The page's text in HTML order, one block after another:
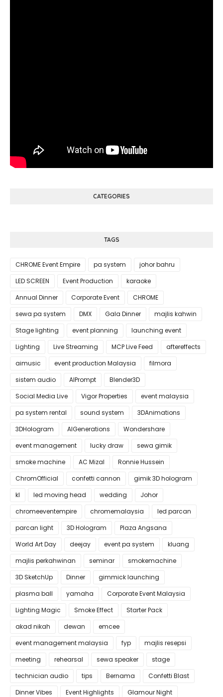
CATEGORIES
TAGS
CHROME Event Empire pa system
johor bahru
LED SCREEN
Event Production
karaoke
Annual Dinner
Corporate Event
CHROME
sewa pa system
DMX Gala Dinner
majlis kahwin
Stage lighting
event planning
launching event
Lighting
Live Streaming MCP Live Feed
aftereffects
aimusic
event production Malaysia
filmora
sistem audio
AIPrompt
Blender3D
Social Media Live
Vigor Properties
event malaysia
pa system rental
sound system
3DAnimations
3DHologram
AIGenerations
Wondershare
event management
lucky draw
sewa gimik
smoke machine
AC Mizal
Ronnie Hussein
ChromOfficial
confetti cannon
gimik 3D hologram
kl
led moving head wedding
Johor
chromeeventempire
chromemalaysia
led parcan
parcan light
3D Hologram
Plaza Angsana
World Art Day
deejay event pa system
kluang
majlis perkahwinan
seminar
smokemachine
3D SketchUp
Dinner
gimmick launching
plasma ball
yamaha
Corporate Event Malaysia
Lighting Magic
Smoke Effect
Starter Pack
akad nikah
dewan
emcee
event management malaysia
fyp
majlis resepsi
meeting
rehearsal sewa speaker
stage
technician audio
tips Bernama
Confetti Blast
Dinner Vibes
Event Highlights
Glamour Night